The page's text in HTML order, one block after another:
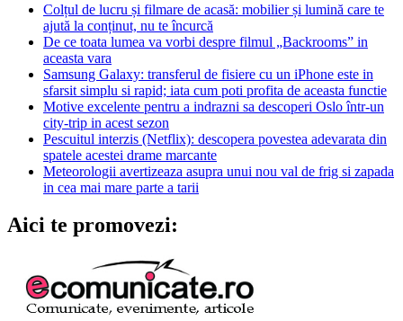
Colțul de lucru și filmare de acasă: mobilier și lumină care te
ajută la conținut, nu te încurcă
De ce toata lumea va vorbi despre filmul „Backrooms” in
aceasta vara
Samsung Galaxy: transferul de fisiere cu un iPhone este in
sfarsit simplu si rapid; iata cum poti profita de aceasta functie
Motive excelente pentru a indrazni sa descoperi Oslo într-un
city-trip in acest sezon
Pescuitul interzis (Netflix): descopera povestea adevarata din
spatele acestei drame marcante
Meteorologii avertizeaza asupra unui nou val de frig si zapada
in cea mai mare parte a tarii
Aici te promovezi: